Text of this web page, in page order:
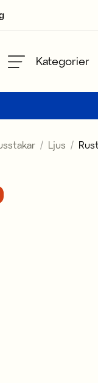
Kategorier
Ljus